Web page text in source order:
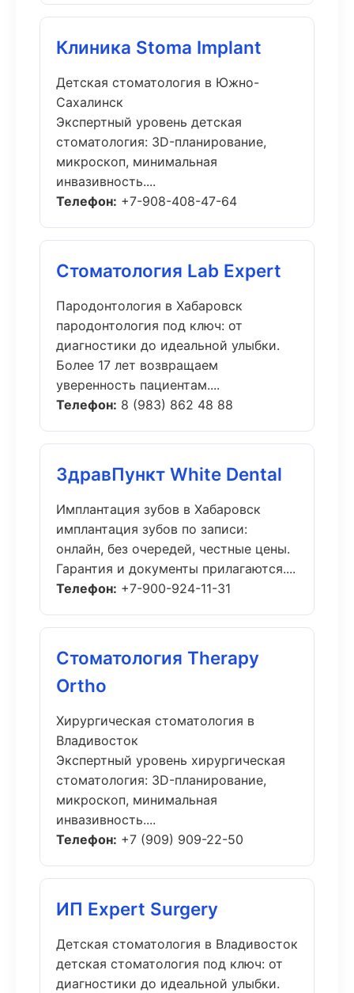
Клиника Stoma Implant
Детская стоматология в Южно-
Сахалинск
Экспертный уровень детская
стоматология: 3D-планирование,
микроскоп, минимальная
инвазивность....
Телефон: +7-908-408-47-64
Стоматология Lab Expert
Пародонтология в Хабаровск
пародонтология под ключ: от
диагностики до идеальной улыбки.
Более 17 лет возвращаем
уверенность пациентам....
Телефон: 8 (983) 862 48 88
ЗдравПункт White Dental
Имплантация зубов в Хабаровск
имплантация зубов по записи:
онлайн, без очередей, честные цены.
Гарантия и документы прилагаются....
Телефон: +7-900-924-11-31
Стоматология Therapy
Ortho
Хирургическая стоматология в
Владивосток
Экспертный уровень хирургическая
стоматология: 3D-планирование,
микроскоп, минимальная
инвазивность....
Телефон: +7 (909) 909-22-50
ИП Expert Surgery
Детская стоматология в Владивосток
детская стоматология под ключ: от
диагностики до идеальной улыбки.